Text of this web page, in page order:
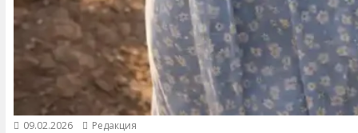
09.02.2026 Редакция